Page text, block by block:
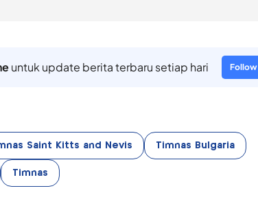
untuk update berita terbaru setiap hari Follow
Saint Kitts and Nevis Timnas Bulgaria
Timnas